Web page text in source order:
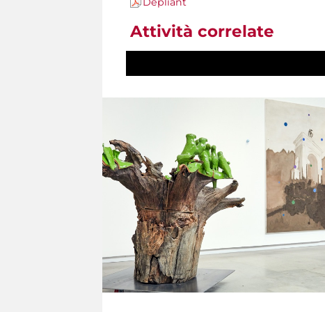
Attività correlate